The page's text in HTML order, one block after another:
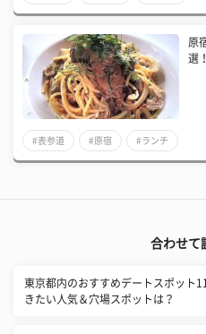
原
選
#表参道 #原宿 #ランチ
合わせて
東京都内のおすすめデートスポット
きたい人気＆穴場スポットは？